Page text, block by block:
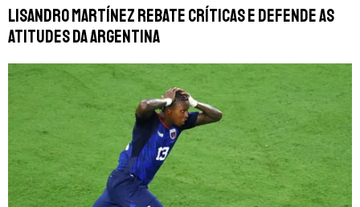
Lisandro Martínez rebate críticas e defende as
atitudes da Argentina